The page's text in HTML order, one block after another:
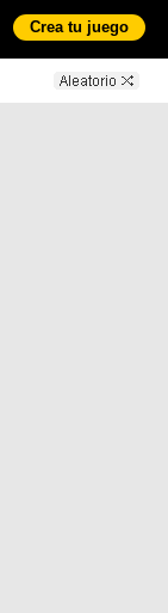
Crea tu juego